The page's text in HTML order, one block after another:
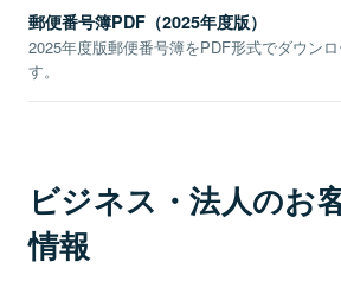
郵便番号簿PDF（2025年度版）
2025年度版郵便番号簿をPDF形式でダウン
す。
ビジネス・法人のお
情報